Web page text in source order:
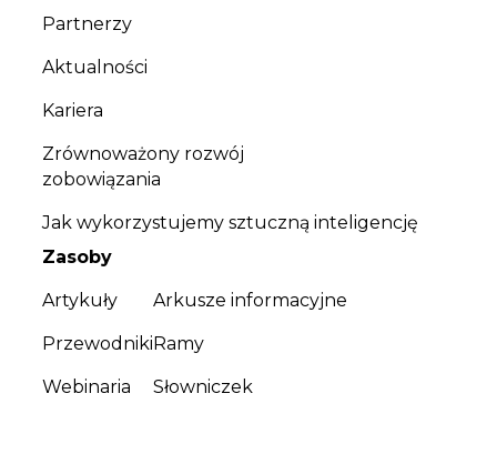
Partnerzy
Aktualności
Kariera
Zrównoważony rozwój
zobowiązania
Jak wykorzystujemy sztuczną inteligencję
Zasoby
Artykuły
Przewodniki
Webinaria
Arkusze informacyjne
Ramy
Słowniczek